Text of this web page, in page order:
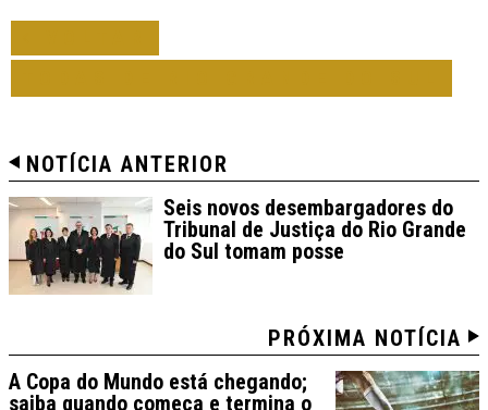
NOTÍCIA ANTERIOR
Seis novos desembargadores do
Tribunal de Justiça do Rio Grande
do Sul tomam posse
PRÓXIMA NOTÍCIA
A Copa do Mundo está chegando;
saiba quando começa e termina o